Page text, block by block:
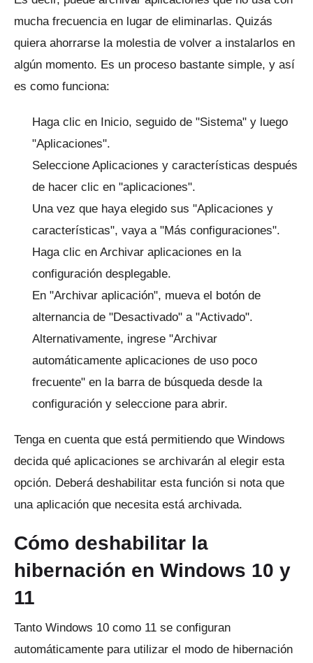
mucha frecuencia en lugar de eliminarlas. Quizás
quiera ahorrarse la molestia de volver a instalarlos en
algún momento. Es un proceso bastante simple, y así
es como funciona:
Haga clic en Inicio, seguido de "Sistema" y luego
"Aplicaciones".
Seleccione Aplicaciones y características después
de hacer clic en "aplicaciones".
Una vez que haya elegido sus "Aplicaciones y
características", vaya a "Más configuraciones".
Haga clic en Archivar aplicaciones en la
configuración desplegable.
En "Archivar aplicación", mueva el botón de
alternancia de "Desactivado" a "Activado".
Alternativamente, ingrese "Archivar
automáticamente aplicaciones de uso poco
frecuente" en la barra de búsqueda desde la
configuración y seleccione para abrir.
Tenga en cuenta que está permitiendo que Windows
decida qué aplicaciones se archivarán al elegir esta
opción. Deberá deshabilitar esta función si nota que
una aplicación que necesita está archivada.
Cómo deshabilitar la
hibernación en Windows 10 y
11
Tanto Windows 10 como 11 se configuran
automáticamente para utilizar el modo de hibernación